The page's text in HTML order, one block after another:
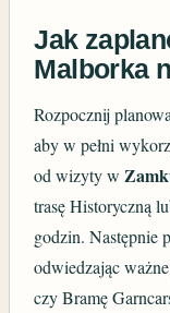
Jak
Malborka
Rozpocznij
aby w pełni
od wizyty w
trasę Historyczną
godzin. Następnie
odwiedzając
czy Bramę